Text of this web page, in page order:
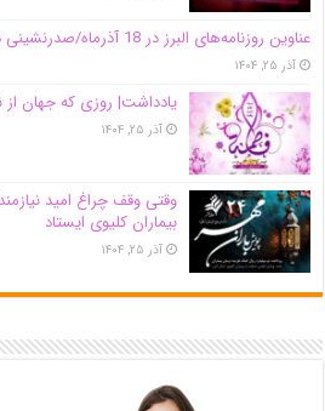
عناوین روزنامه‌های البرز در ‌18 آذرماه/صدرنشینی در ارائه خدمات زایمان بی‌درد
آذر ۲۵, ۱۴۰۴
یادداشت| روزی که جهان از
آذر ۲۵, ۱۴۰۴
وقتی وقف چراغ امید
بیماران کلیوی ایستاد
آذر ۲۵, ۱۴۰۴